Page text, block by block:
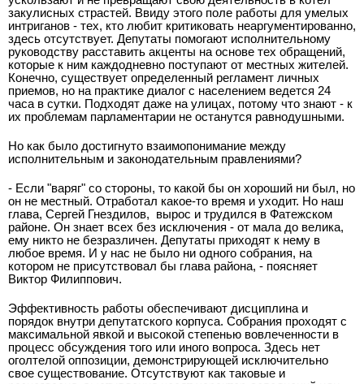
закулисных страстей. Ввиду этого поле работы для умелых
интриганов - тех, кто любит критиковать неаргументированно,
здесь отсутствует. Депутаты помогают исполнительному
руководству расставить акценты на основе тех обращений,
которые к ним каждодневно поступают от местных жителей.
Конечно, существует определенный регламент личных
приемов, но на практике диалог с населением ведется 24
часа в сутки. Подходят даже на улицах, потому что знают - к
их проблемам парламентарии не останутся равнодушными.
Но как было достигнуто взаимопонимание между
исполнительным и законодательным правлениями?
- Если "варяг" со стороны, то какой бы он хороший ни был, но
он не местный. Отработал какое-то время и уходит. Но наш
глава, Сергей Гнездилов, вырос и трудился в Фатежском
районе. Он знает всех без исключения - от мала до велика,
ему никто не безразличен. Депутаты приходят к нему в
любое время. И у нас не было ни одного собрания, на
котором не присутствовал бы глава района, - поясняет
Виктор Филиппович.
Эффективность работы обеспечивают дисциплина и
порядок внутри депутатского корпуса. Собрания проходят с
максимальной явкой и высокой степенью вовлеченности в
процесс обсуждения того или иного вопроса. Здесь нет
оголтелой оппозиции, демонстрирующей исключительно
свое существование. Отсутствуют как таковые и